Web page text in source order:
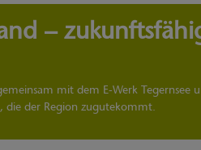
–
mit dem E-Werk Tegernsee
die der Region zugutekommt.